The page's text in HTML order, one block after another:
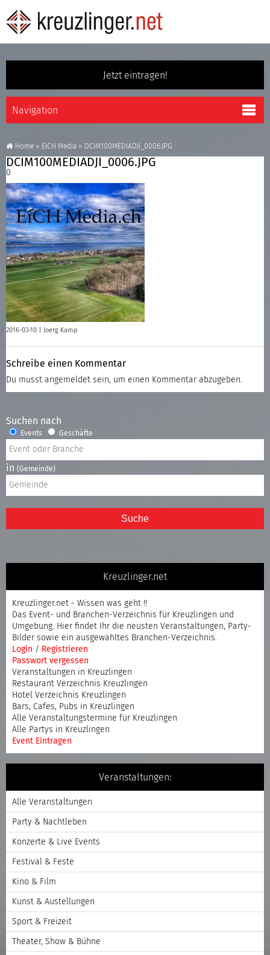
Jetzt eintragen!
Home » EiCH Media » DCIM100MEDIADJI_0006.JPG
DCIM100MEDIADJI_0006.JPG
0
2016-03-10 | Joerg Kamp
Schreibe einen Kommentar
Du musst angemeldet sein, um einen Kommentar abzugeben.
Suchen nach
Events Geschäfte
in (Gemeinde)
Suche
Kreuzlinger.net
Kreuzlinger.net - Wissen was geht !!
Das Event- und Branchen-Verzeichnis für Kreuzlingen und
Umgebung. Hier findet Ihr die neusten Veranstaltungen, Party-
Bilder sowie ein ausgewähltes Branchen-Verzeichnis.
Login / Registrieren
Passwort vergessen
Veranstaltungen in Kreuzlingen
Restaurant Verzeichnis Kreuzlingen
Hotel Verzeichnis Kreuzlingen
Bars, Cafes, Pubs in Kreuzlingen
Alle Veranstaltungstermine für Kreuzlingen
Alle Partys in Kreuzlingen
Event Eintragen
Veranstaltungen:
Alle Veranstaltungen
Party & Nachtleben
Konzerte & Live Events
Festival & Feste
Kino & Film
Kunst & Austellungen
Sport & Freizeit
Theater, Show & Bühne